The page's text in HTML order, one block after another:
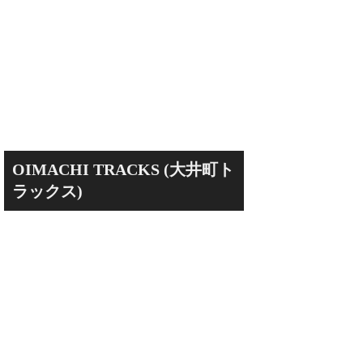
OIMACHI TRACKS (大井町ト
ラックス)